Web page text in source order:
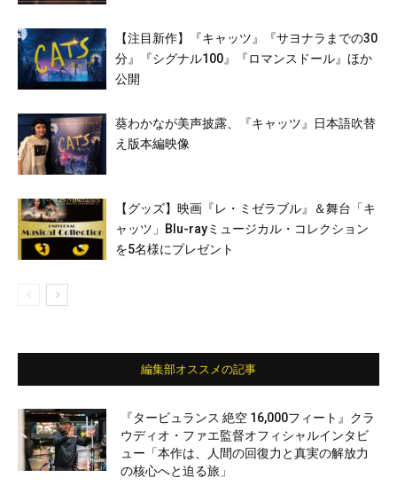
【注目新作】『キャッツ』『サヨナラまでの30
分』『シグナル100』『ロマンスドール』ほか
公開
葵わかなが美声披露、『キャッツ』日本語吹替
え版本編映像
【グッズ】映画『レ・ミゼラブル』＆舞台「キ
ャッツ」Blu-rayミュージカル・コレクション
を5名様にプレゼント
編集部オススメの記事
『タービュランス 絶空 16,000フィート』クラ
ウディオ・ファエ監督オフィシャルインタビ
ュー「本作は、人間の回復力と真実の解放力
の核心へと迫る旅」